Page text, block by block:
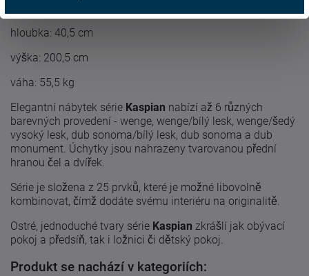
hloubka: 40,5 cm
výška: 200,5 cm
váha: 55,5 kg
Elegantní nábytek série Kaspian nabízí až 6 různých
barevných provedení - wenge, wenge/bílý lesk, wenge/šedý
vysoký lesk, dub sonoma/bílý lesk, dub sonoma a dub
monument. Úchytky jsou nahrazeny tvarovanou přední
hranou čel a dvířek.
Série je složena z 25 prvků, které je možné libovolně
kombinovat, čímž dodáte svému interiéru na originalitě.
Ostré, jednoduché tvary série Kaspian zkrášlí jak obývací
pokoj a předsíň, tak i ložnici či dětský pokoj.
Produkt se nachází v kategoriích: